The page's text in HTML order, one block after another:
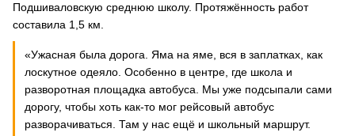
Подшиваловскую среднюю школу. Протяжённость работ
составила 1,5 км.
«Ужасная была дорога. Яма на яме, вся в заплатках, как
лоскутное одеяло. Особенно в центре, где школа и
разворотная площадка автобуса. Мы уже подсыпали сами
дорогу, чтобы хоть как-то мог рейсовый автобус
разворачиваться. Там у нас ещё и школьный маршрут.